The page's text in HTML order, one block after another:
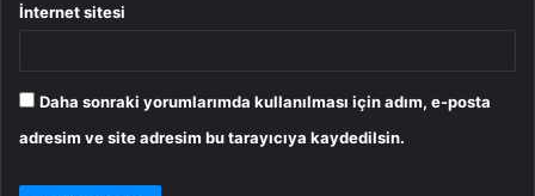
İnternet sitesi
Daha sonraki yorumlarımda kullanılması için adım, e-posta
adresim ve site adresim bu tarayıcıya kaydedilsin.